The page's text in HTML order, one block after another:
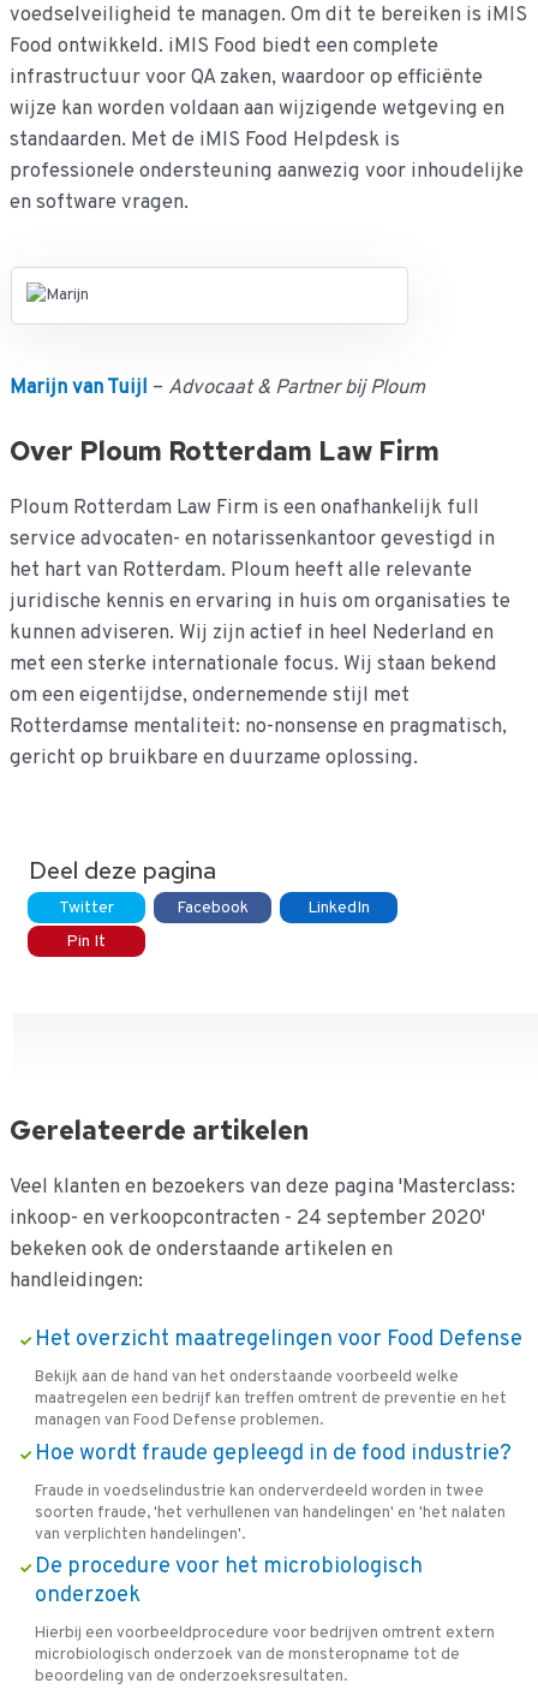
voedselveiligheid te managen. Om dit te bereiken is iMIS
Food ontwikkeld. iMIS Food biedt een complete
infrastructuur voor QA zaken, waardoor op efficiënte
wijze kan worden voldaan aan wijzigende wetgeving en
standaarden. Met de iMIS Food Helpdesk is
professionele ondersteuning aanwezig voor inhoudelijke
en software vragen.
Marijn van Tuijl – Advocaat & Partner bij Ploum
Over Ploum Rotterdam Law Firm
Ploum Rotterdam Law Firm is een onafhankelijk full
service advocaten- en notarissenkantoor gevestigd in
het hart van Rotterdam. Ploum heeft alle relevante
juridische kennis en ervaring in huis om organisaties te
kunnen adviseren. Wij zijn actief in heel Nederland en
met een sterke internationale focus. Wij staan bekend
om een eigentijdse, ondernemende stijl met
Rotterdamse mentaliteit: no-nonsense en pragmatisch,
gericht op bruikbare en duurzame oplossing.
Deel deze pagina
Twitter Facebook
LinkedIn
Pin It
Gerelateerde artikelen
Veel klanten en bezoekers van deze pagina 'Masterclass:
inkoop- en verkoopcontracten - 24 september 2020'
bekeken ook de onderstaande artikelen en
handleidingen:
Het overzicht maatregelingen voor Food Defense
Bekijk aan de hand van het onderstaande voorbeeld welke
maatregelen een bedrijf kan treffen omtrent de preventie en het
managen van Food Defense problemen.
Hoe wordt fraude gepleegd in de food industrie?
Fraude in voedselindustrie kan onderverdeeld worden in twee
soorten fraude, 'het verhullenen van handelingen' en 'het nalaten
van verplichten handelingen'.
De procedure voor het microbiologisch
onderzoek
Hierbij een voorbeeldprocedure voor bedrijven omtrent extern
microbiologisch onderzoek van de monsteropname tot de
beoordeling van de onderzoeksresultaten.